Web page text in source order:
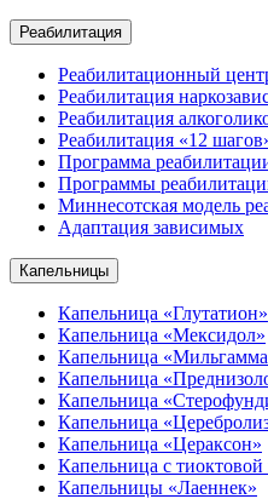
Реабилитация
Реабилитационный
Реабилитация
Реабилитация
Реабилитация «12
Программа
Программы
Миннесотская модель
Адаптация зависимых
Капельницы
Капельница «Глутатион»
Капельница «Мексидол»
Капельница
Капельница
Капельница
Капельница
Капельница «Цераксон»
Капельница с тиоктовой
Капельницы «Лаеннек»